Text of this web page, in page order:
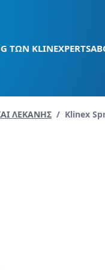
ΤΩΝ KLINEXPERTS
ΛΕΚAΝΗΣ / Current
Klinex